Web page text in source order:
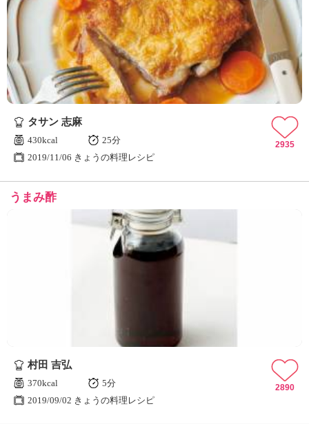
タサン 志麻
430kcal
25分
2019/11/06 きょうの料理レシピ
2935
うまみ酢
村田 吉弘
370kcal
5分
2019/09/02 きょうの料理レシピ
2890